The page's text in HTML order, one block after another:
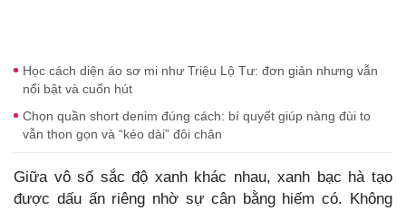
Học cách diện áo sơ mi như Triệu Lộ Tư: đơn giản nhưng vẫn
nổi bật và cuốn hút
Chọn quần short denim đúng cách: bí quyết giúp nàng đùi to
vẫn thon gọn và “kéo dài” đôi chân
Giữa vô số sắc độ xanh khác nhau, xanh bạc hà tạo
được dấu ấn riêng nhờ sự cân bằng hiếm có. Không